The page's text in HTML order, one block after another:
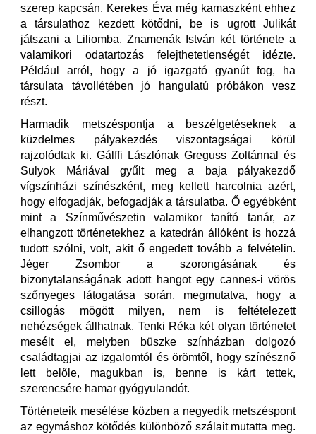
szerep kapcsán. Kerekes Éva még kamaszként ehhez
a társulathoz kezdett kötődni, be is ugrott Julikát
játszani a Liliomba. Znamenák István két története a
valamikori odatartozás felejthetetlenségét idézte.
Például arról, hogy a jó igazgató gyanút fog, ha
társulata távollétében jó hangulatú próbákon vesz
részt.
Harmadik metszéspontja a beszélgetéseknek a
küzdelmes pályakezdés viszontagságai körül
rajzolódtak ki. Gálffi Lászlónak Greguss Zoltánnal és
Sulyok Máriával gyűlt meg a baja pályakezdő
vígszínházi színészként, meg kellett harcolnia azért,
hogy elfogadják, befogadják a társulatba. Ő egyébként
mint a Színművészetin valamikor tanító tanár, az
elhangzott történetekhez a katedrán állóként is hozzá
tudott szólni, volt, akit ő engedett tovább a felvételin.
Jéger Zsombor a szorongásának és
bizonytalanságának adott hangot egy cannes-i vörös
szőnyeges látogatása során, megmutatva, hogy a
csillogás mögött milyen, nem is feltételezett
nehézségek állhatnak. Tenki Réka két olyan történetet
mesélt el, melyben büszke színházban dolgozó
családtagjai az izgalomtól és örömtől, hogy színésznő
lett belőle, magukban is, benne is kárt tettek,
szerencsére hamar gyógyulandót.
Történeteik mesélése közben a negyedik metszéspont
az egymáshoz kötődés különböző szálait mutatta meg.